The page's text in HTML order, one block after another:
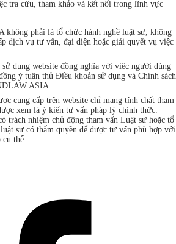
tra cứu, tham khảo và kết nối trong lĩnh vực
không phải là tổ chức hành nghề luật sư, không
dịch vụ tư vấn, đại diện hoặc giải quyết vụ việc
dụng website đồng nghĩa với việc người dùng
ý tuân thủ Điều khoản sử dụng và Chính sách
ASIA.
cung cấp trên website chỉ mang tính chất tham
xem là ý kiến tư vấn pháp lý chính thức.
trách nhiệm chủ động tham vấn Luật sư hoặc tổ
sư có thẩm quyền để được tư vấn phù hợp với
thể.